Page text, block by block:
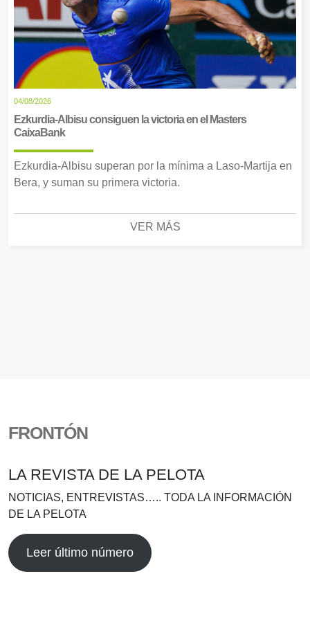
04/08/2026
Ezkurdia-Albisu consiguen la victoria en el Masters
CaixaBank
Ezkurdia-Albisu superan por la mínima a Laso-Martija en
Bera, y suman su primera victoria.
VER MÁS
FRONTÓN
LA REVISTA DE LA PELOTA
NOTICIAS, ENTREVISTAS….. TODA LA INFORMACIÓN
DE LA PELOTA
Leer último número